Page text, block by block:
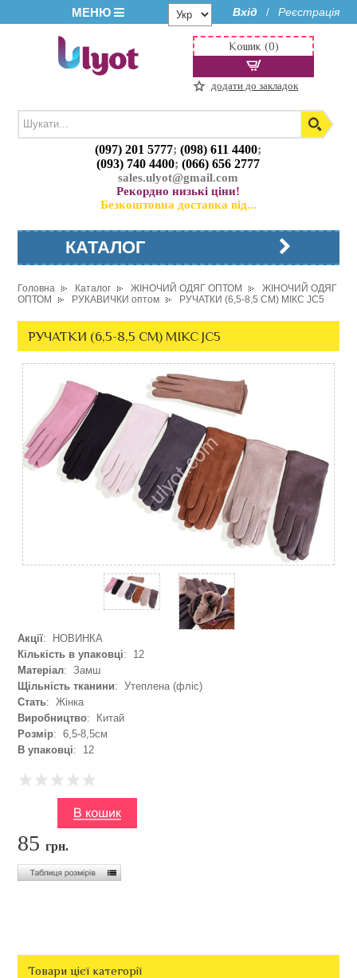
МЕНЮ Вхід / Реєстрація
(097) 201 5777;(098) 611 4400;
(093) 740 4400;(066) 656 2777
sales.ulyot@gmail.com
Рекордно низькі ціни!
Безкоштовна доставка від...
Кошик (0)
додати до закладок
КАТАЛОГ
Головна Каталог ЖІНОЧИЙ ОДЯГ ОПТОМ
ЖІНОЧИЙ ОДЯГ
ОПТОМ
РУКАВИЧКИ оптом РУЧАТКИ (6,5-8,5 СМ) МІКС JC5
РУЧАТКИ (6,5-8,5 СМ) МІКС JC5
Акції: НОВИНКА
Кількість в упаковці: 12
Матеріал: Замш
Щільність тканини: Утеплена (фліс)
Стать: Жінка
Виробництво: Китай
Розмір: 6,5-8,5см
В упаковці: 12
85грн.
Товари цієї категорії